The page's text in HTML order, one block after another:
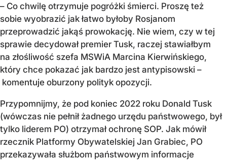
– Co chwilę otrzymuje pogróżki śmierci. Proszę też
sobie wyobrazić jak łatwo byłoby Rosjanom
przeprowadzić jakąś prowokację. Nie wiem, czy w tej
sprawie decydował premier Tusk, raczej stawiałbym
na złośliwość szefa MSWiA Marcina Kierwińskiego,
który chce pokazać jak bardzo jest antypisowski –
komentuje oburzony polityk opozycji.
Przypomnijmy, że pod koniec 2022 roku Donald Tusk
(wówczas nie pełnił żadnego urzędu państwowego, był
tylko liderem PO) otrzymał ochronę SOP. Jak mówił
rzecznik Platformy Obywatelskiej Jan Grabiec, PO
przekazywała służbom państwowym informacje